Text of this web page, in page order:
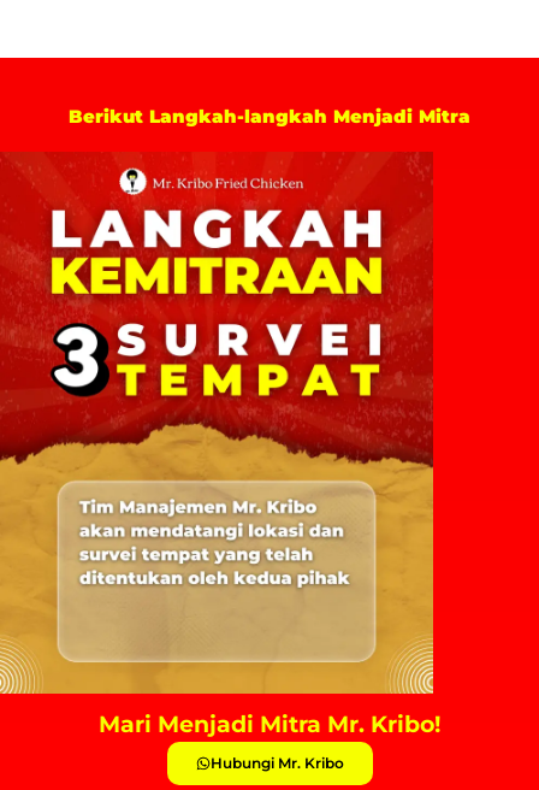
Berikut Langkah-langkah Menjadi Mitra
Mari Menjadi Mitra Mr. Kribo!
Hubungi Mr. Kribo